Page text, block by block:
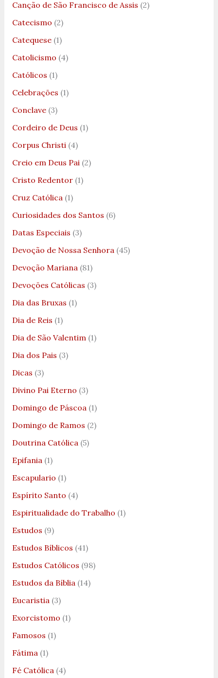
Canção de São Francisco de Assis (2)
Catecismo (2)
Catequese(1)
Catolicismo (4)
Católicos (1)
Celebrações (1)
Conclave(3)
Cordeiro de Deus (1)
Corpus Christi(4)
Creio em Deus Pai(2)
Cristo Redentor(1)
Cruz Católica(1)
Curiosidades dos Santos (6)
Datas Especiais (3)
Devoção de Nossa Senhora(45)
Devoção Mariana(81)
Devoções Católicas (3)
Dia das Bruxas (1)
Dia de Reis (1)
Dia de São Valentim(1)
Dia dos Pais (3)
Dicas (3)
Divino Pai Eterno (3)
Domingo de Páscoa(1)
Domingo de Ramos (2)
Doutrina Católica(5)
Epifania(1)
Escapulario (1)
Espírito Santo (4)
Espiritualidade do Trabalho (1)
Estudos (9)
Estudos Bíblicos (41)
Estudos Católicos (98)
Estudos da Bíblia(14)
Eucaristia(3)
Exorcistomo (1)
Famosos (1)
Fátima(1)
Fé Católica(4)